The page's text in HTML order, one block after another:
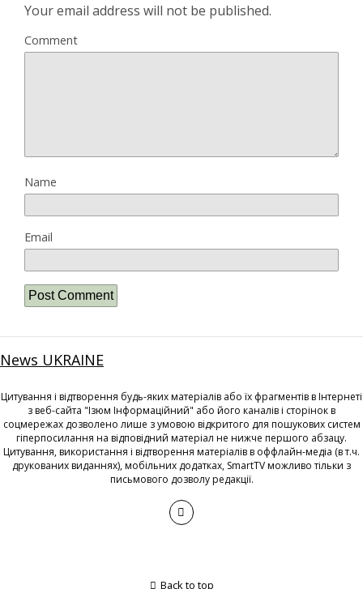
Your email address will not be published.
Comment
Name
Email
News UKRAINE
Цитування і відтворення будь-яких матеріалів або їх фрагментів в Інтернеті
з веб-сайта "Ізюм Інформаційний" або його каналів і сторінок в
соцмережах дозволено лише з умовою відкритого для пошукових систем
гіперпосилання на відповідний матеріал не нижче першого абзацу.
Цитування, використання і відтворення матеріалів в оффлайн-медіа (в т.ч.
друкованих виданнях), мобільних додатках, SmartTV можливо тільки з
письмового дозволу редакції.
Back to top